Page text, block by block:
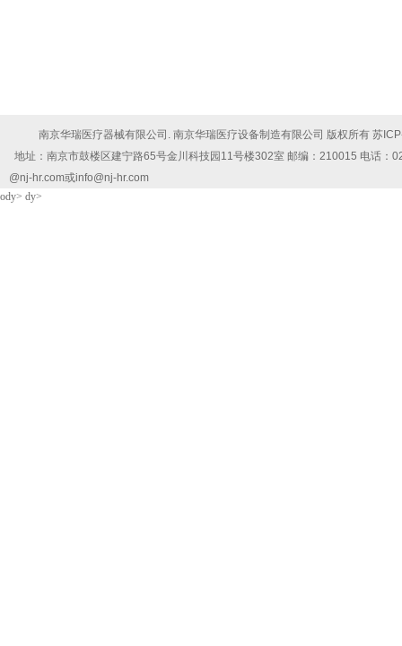
南京华瑞医疗器械有限公司. 南京华瑞医疗设备制造有限公司 版权所有 苏
地址：南京市鼓楼区建宁路65号金川科技园11号楼302室 邮编：210015 电话
@nj-hr.com或info@nj-hr.com
ody> dy>